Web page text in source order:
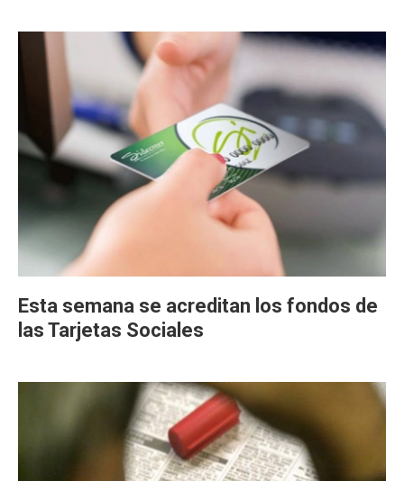
Esta semana se acreditan los fondos de
las Tarjetas Sociales